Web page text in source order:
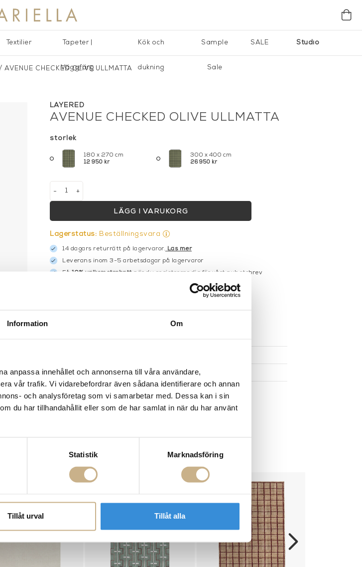
Information Om
anpassa innehållet och annonserna till våra användare,
vår trafik. Vi vidarebefordrar även sådana identifierare och annan
och analysföretag som vi samarbetar med. Dessa kan i sin
du har tillhandahållit eller som de har samlat in när du har använt
Statistik Marknadsföring
Tillåt urval Tillåt alla
Studio
Textilier Tapeter |
Väggfärg
Kök och
dukning
Sample
Sale
SALE
AVENUE CHECKED OLIVE ULLMATTA
LAYERED
AVENUE CHECKED OLIVE ULLMATTA
storlek
180 x 270 cm
12 950 kr
300 x 400 cm
26 950 kr
+
-
LÄGG I VARUKORG
Lagerstatus: Beställningsvara
14 dagars returrätt på lagervaror. Läs mer
Leverans inom 3-5 arbetsdagar på lagervaror
Få 10% välkomstrabattnär du registrerar dig för vårt nyhetsbrev
Fri frakt på mindra varor vid köp över 1000:-
SPECIFIKATIONER